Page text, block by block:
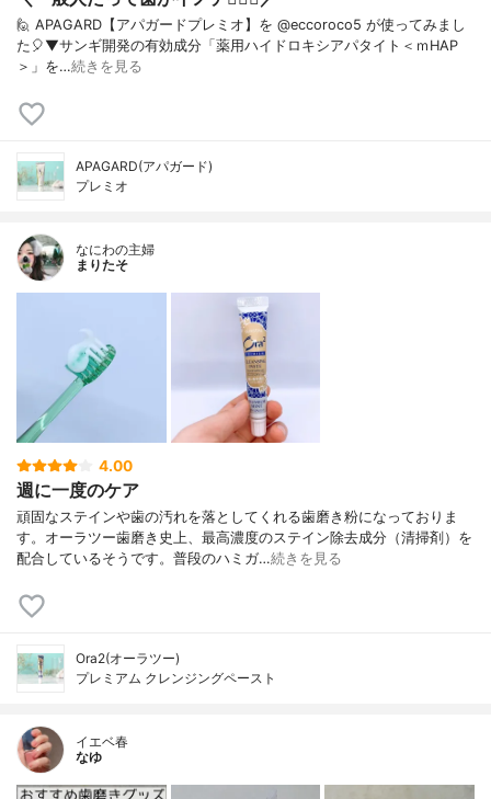
🙋 APAGARD【アパガードプレミオ】を @eccoroco5 が使ってみまし
た🎈⁡⁡⁡⁡▼⁡サンギ開発の有効成分「薬用ハイドロキシアパタイト＜ｍHAP
＞」を…続きを見る
APAGARD(アパガード)
プレミオ
なにわの主婦
まりたそ
4.00
週に一度のケア
頑固なステインや歯の汚れを落としてくれる歯磨き粉になっておりま
す。オーラツー歯磨き史上、最高濃度のステイン除去成分（清掃剤）を
配合しているそうです。普段のハミガ…続きを見る
Ora2(オーラツー)
プレミアム クレンジングペースト
イエベ春
なゆ